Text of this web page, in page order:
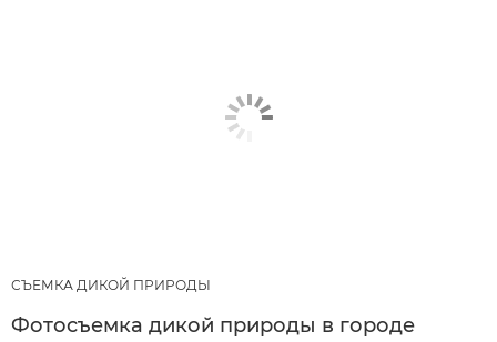
СЪЕМКА ДИКОЙ ПРИРОДЫ
Фотосъемка дикой природы в городе